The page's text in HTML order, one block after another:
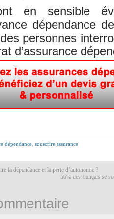
en sensible
dépendance
personnes
d’assurance
dépendance souscrire assurance
la dépendance et la perte d’autonomie ?
56% des français se